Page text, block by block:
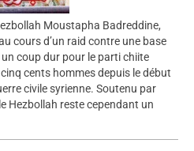
Moustapha Badreddine,
cours d’un raid contre une base
coup dur pour le parti chiite
cents hommes depuis le début
civile syrienne. Soutenu par
Hezbollah reste cependant un